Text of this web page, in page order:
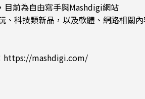
前為自由寫手與Mashdigi網站
科技類新品，以及軟體、網路相關
https://mashdigi.com/